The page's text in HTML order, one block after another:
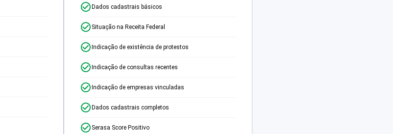
Dados cadastrais básicos
Situação na Receita Federal
Indicação de existência de protestos
Indicação de consultas recentes
Indicação de empresas vinculadas
Dados cadastrais completos
Serasa Score Positivo